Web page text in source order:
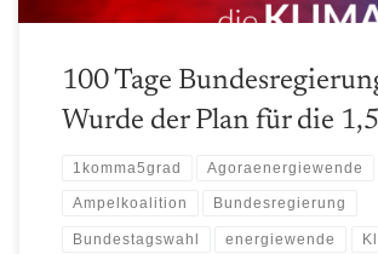
100 Tage
Wurde der Plan für die
1komma5grad Agoraenergiewende
Ampelkoalition Bundesregierung
Bundestagswahl energiewende